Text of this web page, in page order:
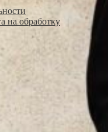
на обработку